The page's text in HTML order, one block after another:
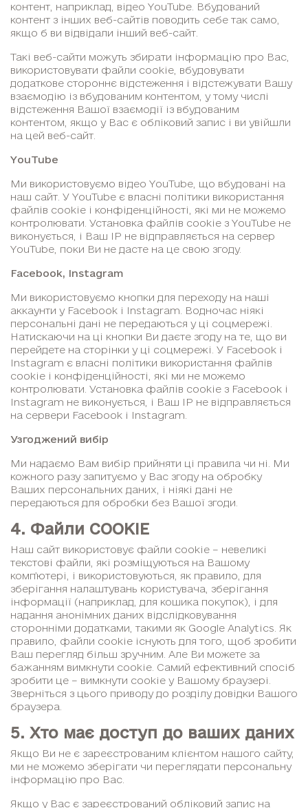
контент, наприклад, відео YouTube. Вбудований
контент з інших веб-сайтів поводить себе так само,
якщо б ви відвідали інший веб-сайт.
Такі веб-сайти можуть збирати інформацію про Вас,
використовувати файли cookie, вбудовувати
додаткове стороннє відстеження і відстежувати Вашу
взаємодію із вбудованим контентом, у тому числі
відстеження Вашої взаємодії із вбудованим
контентом, якщо у Вас є обліковий запис і ви увійшли
на цей веб-сайт.
YouTube
Ми використовуємо відео YouTube, що вбудовані на
наш сайт. У YouTube є власні політики використання
файлів cookie і конфіденційності, які ми не можемо
контролювати. Установка файлів cookie з YouTube не
виконується, і Ваш IP не відправляється на сервер
YouTube, поки Ви не дасте на це свою згоду.
Facebook, Instagram
Ми використовуємо кнопки для переходу на наші
аккаунти у Facebook і Instagram. Водночас ніякі
персональні дані не передаються у ці соцмережі.
Натискаючи на ці кнопки Ви даєте згоду на те, що ви
перейдете на сторінки у ці соцмережі. У Facebook і
Instagram є власні політики використання файлів
cookie і конфіденційності, які ми не можемо
контролювати. Установка файлів cookie з Facebook і
Instagram не виконується, і Ваш IP не відправляється
на сервери Facebook і Instagram.
Узгоджений вибір
Ми надаємо Вам вибір прийняти ці правила чи ні. Ми
кожного разу запитуємо у Вас згоду на обробку
Ваших персональних даних, і ніякі дані не
передаються для обробки без Вашої згоди.
4. Файли COOKIE
Наш сайт використовує файли cookie – невеликі
текстові файли, які розміщуються на Вашому
комп’ютері, і використовуються, як правило, для
зберігання налаштувань користувача, зберігання
інформації (наприклад, для кошика покупок), і для
надання анонімних даних відслідковування
сторонніми додатками, такими як Google Analytics. Як
правило, файли cookie існують для того, щоб зробити
Ваш перегляд більш зручним. Але Ви можете за
бажанням вимкнути cookie. Самий ефективний спосіб
зробити це – вимкнути cookie у Вашому браузері.
Зверніться з цього приводу до розділу довідки Вашого
браузера.
5. Хто має доступ до ваших даних
Якщо Ви не є зареєстрованим клієнтом нашого сайту,
ми не можемо зберігати чи переглядати персональну
інформацію про Вас.
Якщо у Вас є зареєстрований обліковий запис на